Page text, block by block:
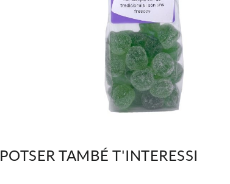
POTSER TAMBÉ T'INTERESSI